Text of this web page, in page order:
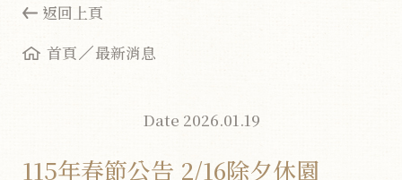
返回上頁
首頁
最新消息
Date 2026.01.19
115年春節公告 2/16除夕休園